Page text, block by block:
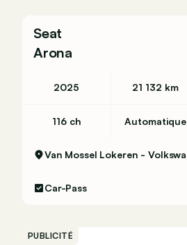
Seat
Arona
2025 21 132 km
116 ch Automatique
Car-Pass
PUBLICITÉ